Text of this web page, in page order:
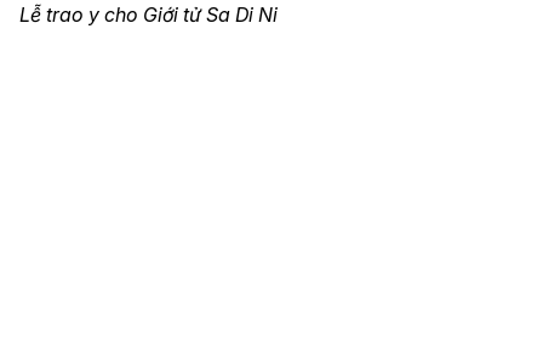
Lễ trao y cho Giới tử Sa Di Ni